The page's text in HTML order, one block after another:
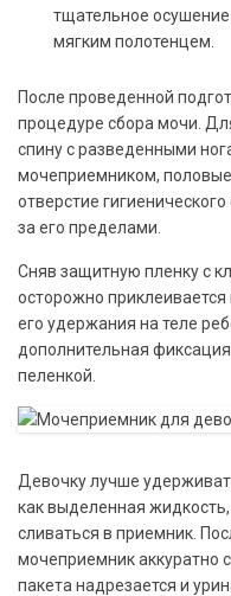
тщательное
мягким полотенцем.
После проведенной
процедуре сбора мочи.
спину с разведенными
мочеприемником,
отверстие
за его пределами.
Сняв защитную пленку с
осторожно
его удержания на теле
дополнительная
пеленкой.
Девочку лучше
как выделенная жидкость,
сливаться в приемник.
мочеприемник аккуратно
пакета надрезается и